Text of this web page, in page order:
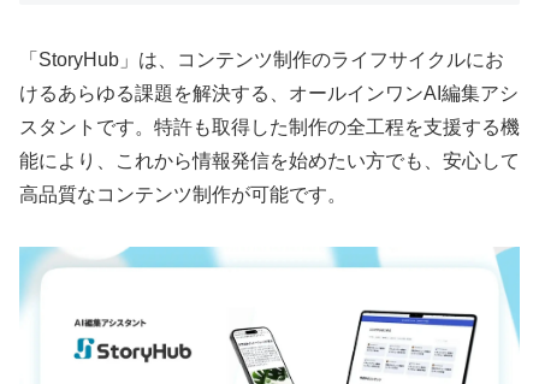
「StoryHub」は、コンテンツ制作のライフサイクルにお
けるあらゆる課題を解決する、オールインワンAI編集アシ
スタントです。特許も取得した制作の全工程を支援する機
能により、これから情報発信を始めたい方でも、安心して
高品質なコンテンツ制作が可能です。